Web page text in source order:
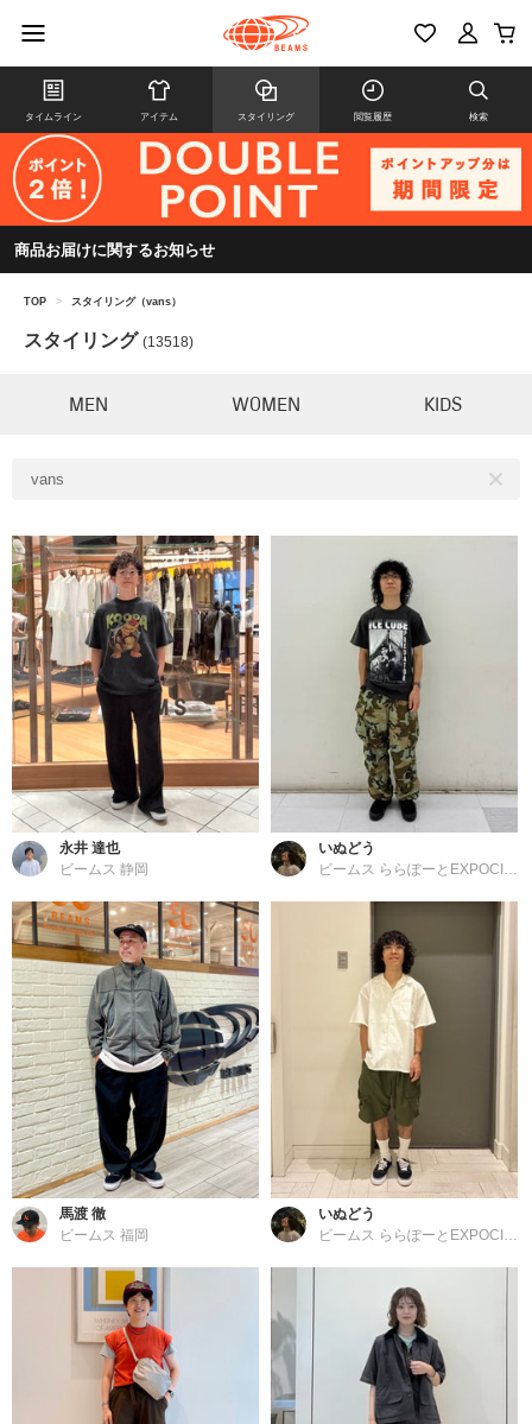
タイムライン アイテム スタイリング 閲覧履歴 検索
商品お届けに関するお知らせ
TOP > スタイリング（vans）
スタイリング (13518)
MEN WOMEN KIDS
vans
永井 達也
ビームス 静岡
いぬどう
ビームス ららぽーとEXPOCITY
馬渡 徹
ビームス 福岡
いぬどう
ビームス ららぽーとEXPOCITY